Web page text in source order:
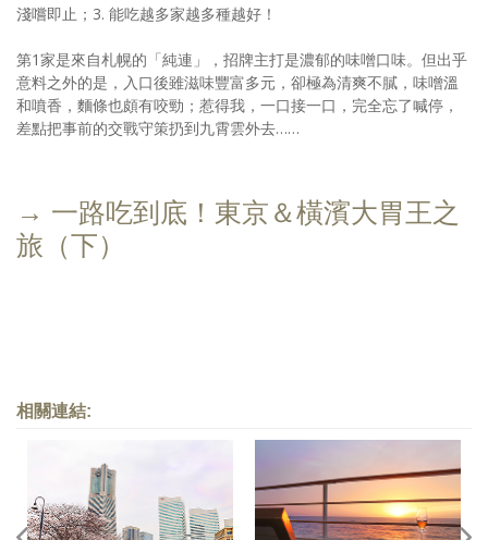
淺嚐即止；3. 能吃越多家越多種越好！
第1家是來自札幌的「純連」，招牌主打是濃郁的味噌口味。但出乎
意料之外的是，入口後雖滋味豐富多元，卻極為清爽不膩，味噌溫
和噴香，麵條也頗有咬勁；惹得我，一口接一口，完全忘了喊停，
差點把事前的交戰守策扔到九霄雲外去……
→ 一路吃到底！東京＆橫濱大胃王之
旅（下）
相關連結: